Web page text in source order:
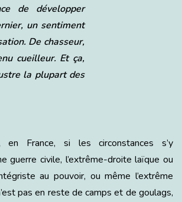
de développer
un sentiment
De chasseur,
cueilleur. Et ça,
la plupart des
en France, si les circonstances s’y
guerre civile, l’extrême-droite laïque ou
au pouvoir, ou même l’extrême
pas en reste de camps et de goulags,